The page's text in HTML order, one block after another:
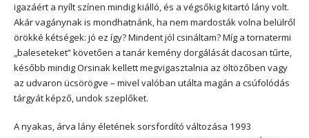
igazáért a nyílt színen mindig kiálló, és a végsőkig kitartó lány volt.
Akár vagánynak is mondhatnánk, ha nem mardosták volna belülről
örökké kétségek: jó ez így? Mindent jól csináltam? Míg a tornatermi
„baleseteket” követően a tanár kemény dorgálását dacosan tűrte,
később mindig Orsinak kellett megvigasztalnia az öltözőben vagy
az udvaron ücsörögve – mivel valóban utálta magán a csúfolódás
tárgyát képző, undok szeplőket.
A nyakas, árva lány életének sorsfordító változása 1993